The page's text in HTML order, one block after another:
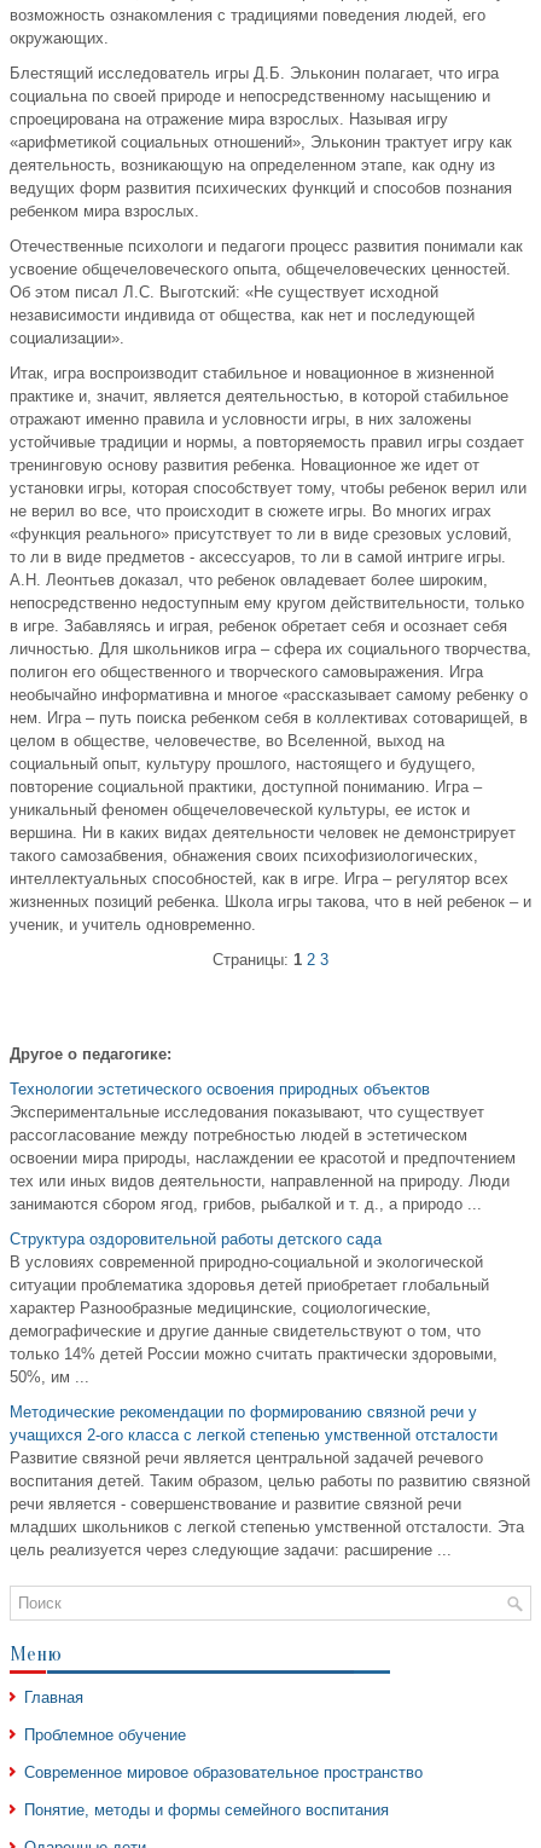
возможность ознакомления с традициями поведения людей, его
окружающих.
Блестящий исследователь игры Д.Б. Эльконин полагает, что игра
социальна по своей природе и непосредственному насыщению и
спроецирована на отражение мира взрослых. Называя игру
«арифметикой социальных отношений», Эльконин трактует игру как
деятельность, возникающую на определенном этапе, как одну из
ведущих форм развития психических функций и способов познания
ребенком мира взрослых.
Отечественные психологи и педагоги процесс развития понимали как
усвоение общечеловеческого опыта, общечеловеческих ценностей.
Об этом писал Л.С. Выготский: «Не существует исходной
независимости индивида от общества, как нет и последующей
социализации».
Итак, игра воспроизводит стабильное и новационное в жизненной
практике и, значит, является деятельностью, в которой стабильное
отражают именно правила и условности игры, в них заложены
устойчивые традиции и нормы, а повторяемость правил игры создает
тренинговую основу развития ребенка. Новационное же идет от
установки игры, которая способствует тому, чтобы ребенок верил или
не верил во все, что происходит в сюжете игры. Во многих играх
«функция реального» присутствует то ли в виде срезовых условий,
то ли в виде предметов - аксессуаров, то ли в самой интриге игры.
А.Н. Леонтьев доказал, что ребенок овладевает более широким,
непосредственно недоступным ему кругом действительности, только
в игре. Забавляясь и играя, ребенок обретает себя и осознает себя
личностью. Для школьников игра – сфера их социального творчества,
полигон его общественного и творческого самовыражения. Игра
необычайно информативна и многое «рассказывает самому ребенку о
нем. Игра – путь поиска ребенком себя в коллективах сотоварищей, в
целом в обществе, человечестве, во Вселенной, выход на
социальный опыт, культуру прошлого, настоящего и будущего,
повторение социальной практики, доступной пониманию. Игра –
уникальный феномен общечеловеческой культуры, ее исток и
вершина. Ни в каких видах деятельности человек не демонстрирует
такого самозабвения, обнажения своих психофизиологических,
интеллектуальных способностей, как в игре. Игра – регулятор всех
жизненных позиций ребенка. Школа игры такова, что в ней ребенок – и
ученик, и учитель одновременно.
Страницы: 1 2 3
Другое о педагогике:
Технологии эстетического освоения природных объектов
Экспериментальные исследования показывают, что существует
рассогласование между потребностью людей в эстетическом
освоении мира природы, наслаждении ее красотой и предпочтением
тех или иных видов деятельности, направленной на природу. Люди
занимаются сбором ягод, грибов, рыбалкой и т. д., а природо ...
Структура оздоровительной работы детского сада
В условиях современной природно-социальной и экологической
ситуации проблематика здоровья детей приобретает глобальный
характер Разнообразные медицинские, социологические,
демографические и другие данные свидетельствуют о том, что
только 14% детей России можно считать практически здоровыми,
50%, им ...
Методические рекомендации по формированию связной речи у
учащихся 2-ого класса с легкой степенью умственной отсталости
Развитие связной речи является центральной задачей речевого
воспитания детей. Таким образом, целью работы по развитию связной
речи является - совершенствование и развитие связной речи
младших школьников с легкой степенью умственной отсталости. Эта
цель реализуется через следующие задачи: расширение ...
Меню
Главная
Проблемное обучение
Современное мировое образовательное пространство
Понятие, методы и формы семейного воспитания